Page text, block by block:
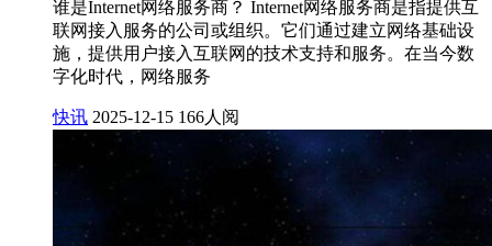
谁是Internet网络服务商？ Internet网络服务商是指提供互
联网接入服务的公司或组织。它们通过建立网络基础设
施，提供用户接入互联网的技术支持和服务。在当今数
字化时代，网络服务
快讯 2025-12-15 166人阅